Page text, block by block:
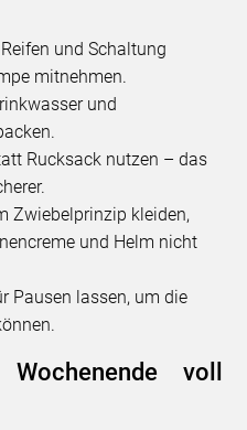
und Schaltung
mitnehmen.
und
Rucksack nutzen – das
Zwiebelprinzip kleiden,
und Helm nicht
Pausen lassen, um die
voll